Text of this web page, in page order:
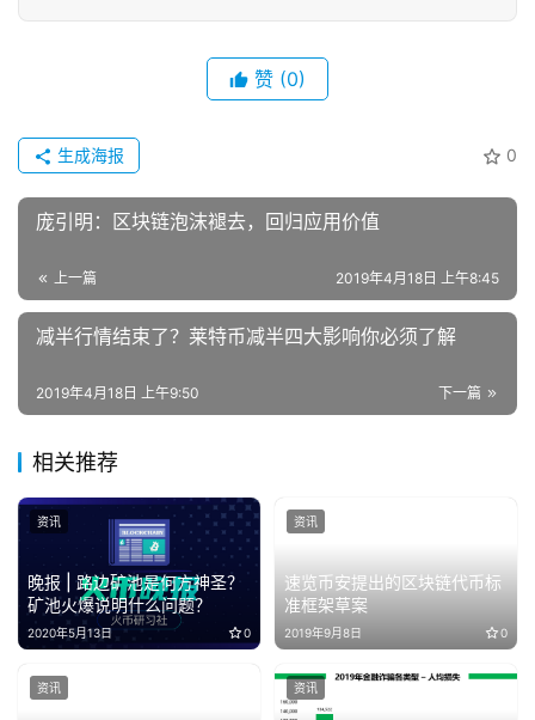
赞 (0)
0
生成海报
庞引明：区块链泡沫褪去，回归应用价值
上一篇 2019年4月18日 上午8:45
减半行情结束了？莱特币减半四大影响你必须了解
下一篇
2019年4月18日 上午9:50
相关推荐
晚报 | 路边矿池是何方神圣？
矿池火爆说明什么问题？
2020年5月13日 0
资讯
速览币安提出的区块链代币标
准框架草案
2019年9月8日 0
资讯
资讯 资讯